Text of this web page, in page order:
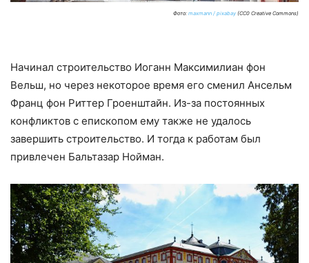
Фото: maxmann / pixabay (CC0 Creative Commons)
Начинал строительство Иоганн Максимилиан фон
Вельш, но через некоторое время его сменил Ансельм
Франц фон Риттер Гроенштайн. Из-за постоянных
конфликтов с епископом ему также не удалось
завершить строительство. И тогда к работам был
привлечен Бальтазар Нойман.